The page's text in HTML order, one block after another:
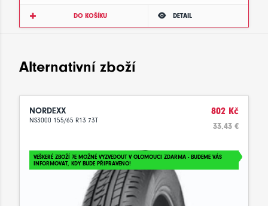
DO KOŠÍKU DETAIL
Alternativní zboží
NORDEXX
NS3000 155/65 R13 73T
802 Kč
33.43 €
VEŠKERÉ ZBOŽÍ JE MOŽNÉ VYZVEDOUT V OLOMOUCI ZDARMA - BUDEME VÁS
INFORMOVAT, KDY BUDE PŘIPRAVENO!